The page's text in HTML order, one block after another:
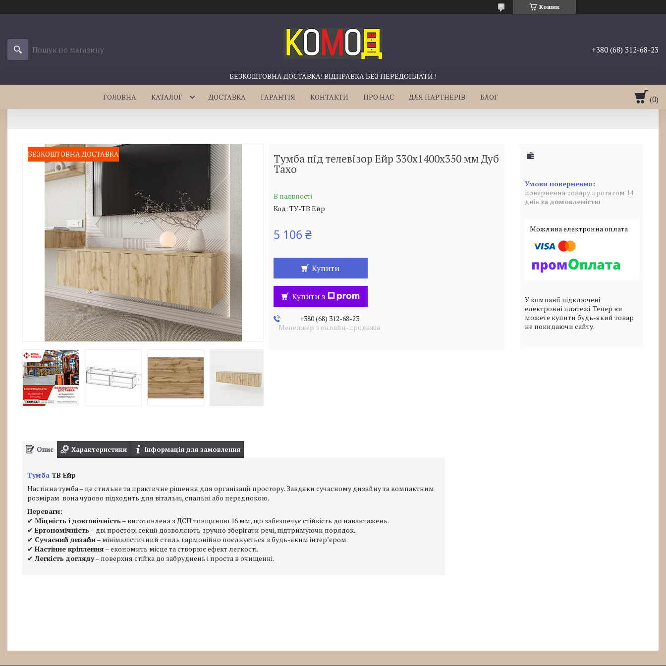
Кошик
БЕЗКОШТОВНА ДОСТАВКА! ВІДПРАВКА БЕЗ ПЕРЕДОПЛАТИ !
+380 (68) 312-68-23
ГОЛОВНА КАТАЛОГ ДОСТАВКА ГАРАНТІЯ КОНТАКТИ ПРО НАС ДЛЯ ПАРТНЕРІВ БЛОГ
БЕЗКОШТОВНА ДОСТАВКА Тумба під телевізор Ейр 330х1400х350 мм Дуб
Тахо
В наявності
Код: ТУ-ТВ Ейр
5 106 ₴
Купити
Купити з
+380 (68) 312-68-23
Менеджер з онлайн-продажів
повернення товару протягом 14
днів за домовленістю
У компанії підключені
електронні платежі. Тепер ви
можете купити будь-який товар
не покидаючи сайту.
Опис Характеристики Інформація для замовлення
Тумба ТВ Ейр
Настінна тумба – це стильне та практичне рішення для організації простору. Завдяки сучасному дизайну та компактним
розмірам вона чудово підходить для вітальні, спальні або передпокою.
Переваги:
✔ Міцність і довговічність– виготовлена з ДСП товщиною 16 мм, що забезпечує стійкість до навантажень.
✔ Ергономічність– дві просторі секції дозволяють зручно зберігати речі, підтримуючи порядок.
✔ Сучасний дизайн– мінімалістичний стиль гармонійно поєднується з будь-яким інтер’єром.
✔ Настінне кріплення – економить місце та створює ефект легкості.
✔ Легкість догляду– поверхня стійка до забруднень і проста в очищенні.